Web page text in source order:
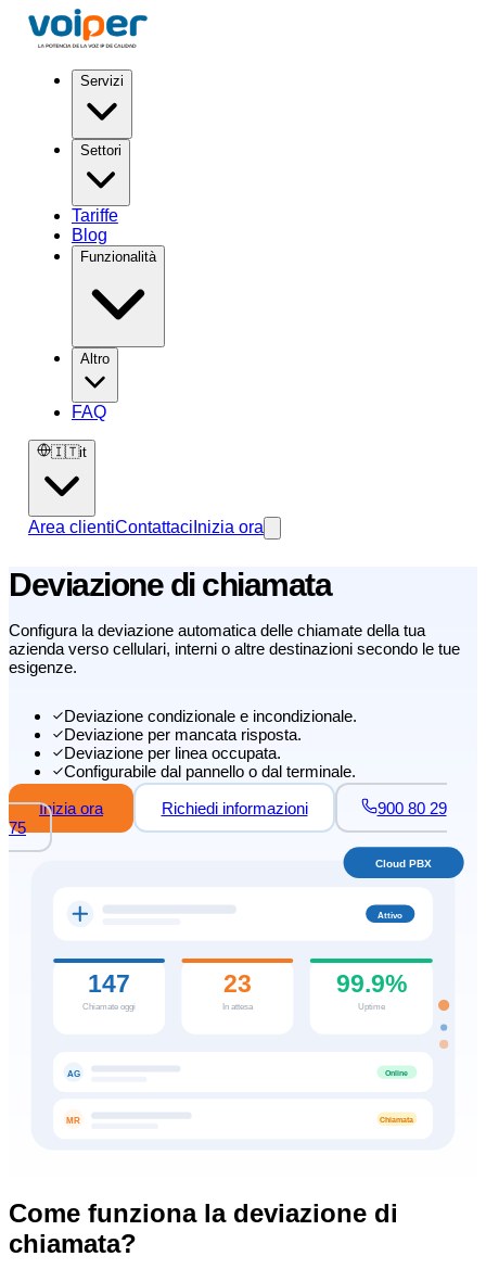
Servizi
Settori
Tariffe
Blog
Funzionalità
Altro
FAQ
🇮🇹it
Area clientiContattaci Inizia ora
Deviazione di chiamata
Configura la deviazione automatica delle chiamate della tua
azienda verso cellulari, interni o altre destinazioni secondo le tue
esigenze.
Deviazione condizionale e incondizionale.
Deviazione per mancata risposta.
Deviazione per linea occupata.
Configurabile dal pannello o dal terminale.
Inizia ora
Richiedi informazioni
900 80 29
75
Attivo
147
Chiamate oggi
23
In attesa
99.9%
Uptime
AG Online
MR Chiamata
Cloud PBX
Come funziona la deviazione di
chiamata?